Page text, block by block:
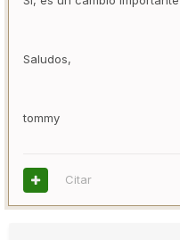
Saludos,
tommy
Citar